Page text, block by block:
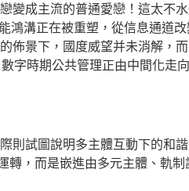
變成主流的普通愛戀！這太不
鴻溝正在被重塑，從信息通道
佈景下，國度威望并未消解，
字時期公共管理正由中間化走
則試圖說明多主體互動下的和
轉，而是嵌進由多元主體、軌